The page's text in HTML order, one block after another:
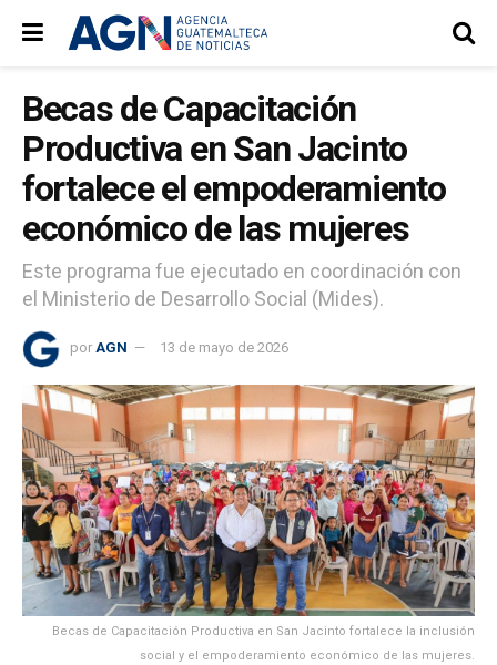
Becas de Capacitación
Productiva en San Jacinto
fortalece el empoderamiento
económico de las mujeres
Este programa fue ejecutado en coordinación con
el Ministerio de Desarrollo Social (Mides).
por AGN 13 de mayo de 2026
Becas de Capacitación Productiva en San Jacinto fortalece la inclusión
social y el empoderamiento económico de las mujeres.